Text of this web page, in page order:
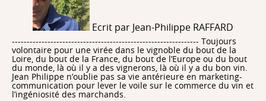
Ecrit par Jean-Philippe RAFFARD
--------------------------------------------------------------- Toujours
volontaire pour une virée dans le vignoble du bout de la
Loire, du bout de la France, du bout de l’Europe ou du bout
du monde, là où il y a des vignerons, là où il y a du bon vin.
Jean Philippe n’oublie pas sa vie antérieure en marketing-
communication pour lever le voile sur le commerce du vin et
l’ingéniosité des marchands.